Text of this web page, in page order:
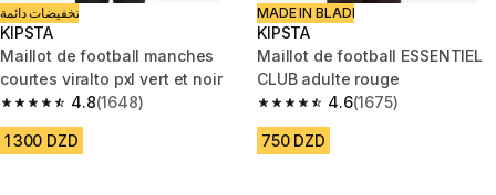
تخفيضات دائمة
KIPSTA
Maillot de football manches
courtes viralto pxl vert et noir
4.8
4.8 out of 5 stars from 1648 reviews
(1648)
1 300 DZD
MADE IN BLADI
KIPSTA
Maillot de football ESSENTIEL
CLUB adulte rouge
4.6
4.6 out of 5 stars from 1675
(1675)
750 DZD